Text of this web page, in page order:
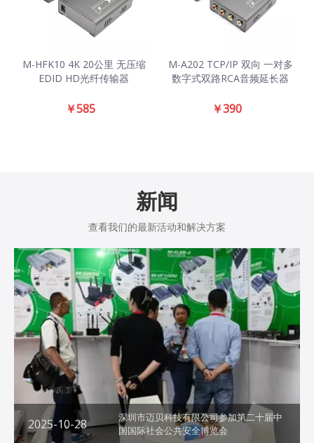
M-HFK10 4K 20公里 无压缩
EDID HD光纤传输器
￥585
M-A202 TCP/IP 双向 一对多
数字式双路RCA音频延长器
￥390
新闻
查看我们的最新活动和解决方案​​​​​​​
2025-10-28
深圳市迈贝科技有限公司参加第二十届中
国国际社会公共安全博览会